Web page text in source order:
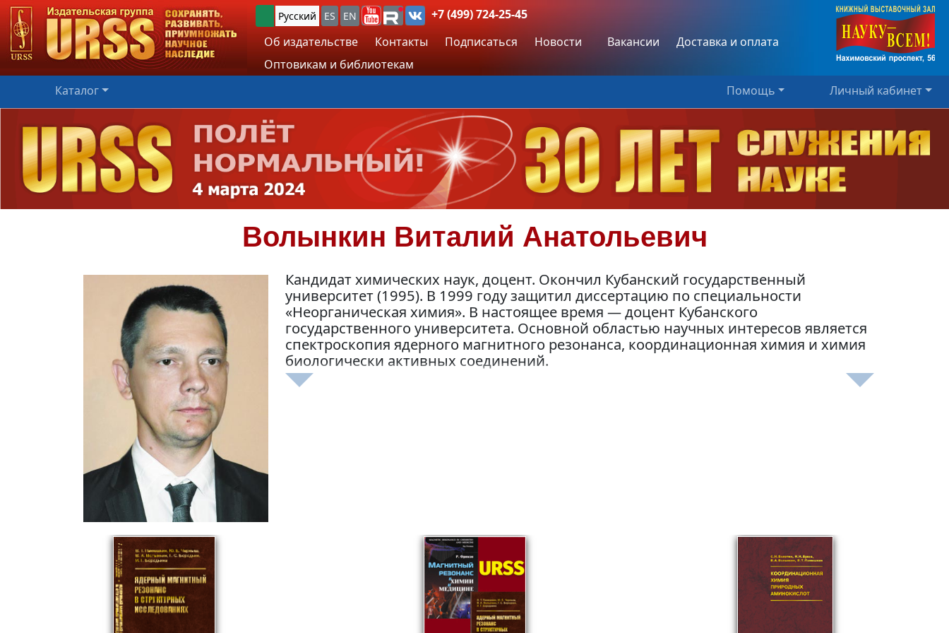
Русский ES EN
+7 (499) 724-25-45
Об издательстве
Контакты Подписаться Новости Вакансии
Доставка и оплата
Оптовикам и библиотекам
Каталог
Помощь Личный кабинет
Волынкин Виталий Анатольевич
Кандидат химических наук, доцент. Окончил Кубанский государственный
университет (1995). В 1999 году защитил диссертацию по специальности
«Неорганическая химия». В настоящее время — доцент Кубанского
государственного университета. Основной областью научных интересов является
спектроскопия ядерного магнитного резонанса, координационная химия и химия
биологически активных соединений.